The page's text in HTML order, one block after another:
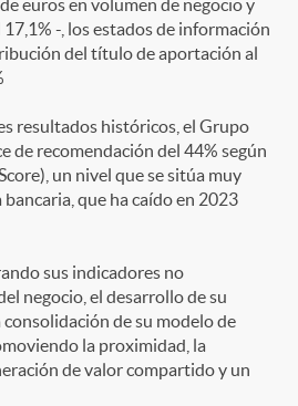
euros en volumen de negocio y
-, los estados de información
del título de aportación al
resultados históricos, el Grupo
de recomendación del 44% según
un nivel que se sitúa muy
que ha caído en 2023
sus indicadores no
negocio, el desarrollo de su
de su modelo de
la proximidad, la
de valor compartido y un